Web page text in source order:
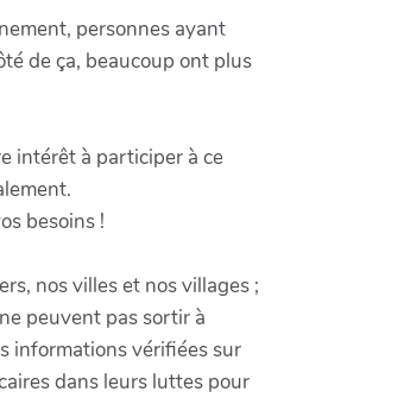
personnes ayant
de ça, beaucoup ont plus
intérêt à participer à ce
besoins !
nos villes et nos villages ;
peuvent pas sortir à
informations vérifiées sur
dans leurs luttes pour